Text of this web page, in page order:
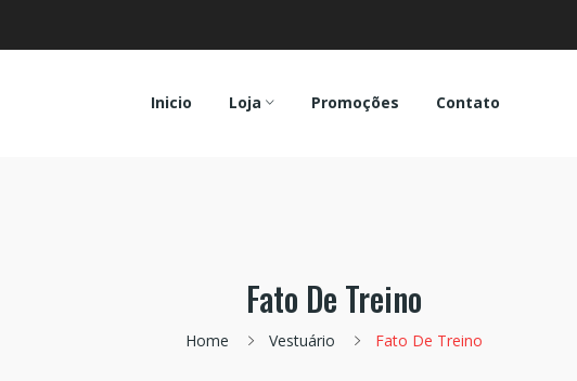
Inicio Loja Promoções Contato
Fato De Treino
Home Vestuário Fato De Treino